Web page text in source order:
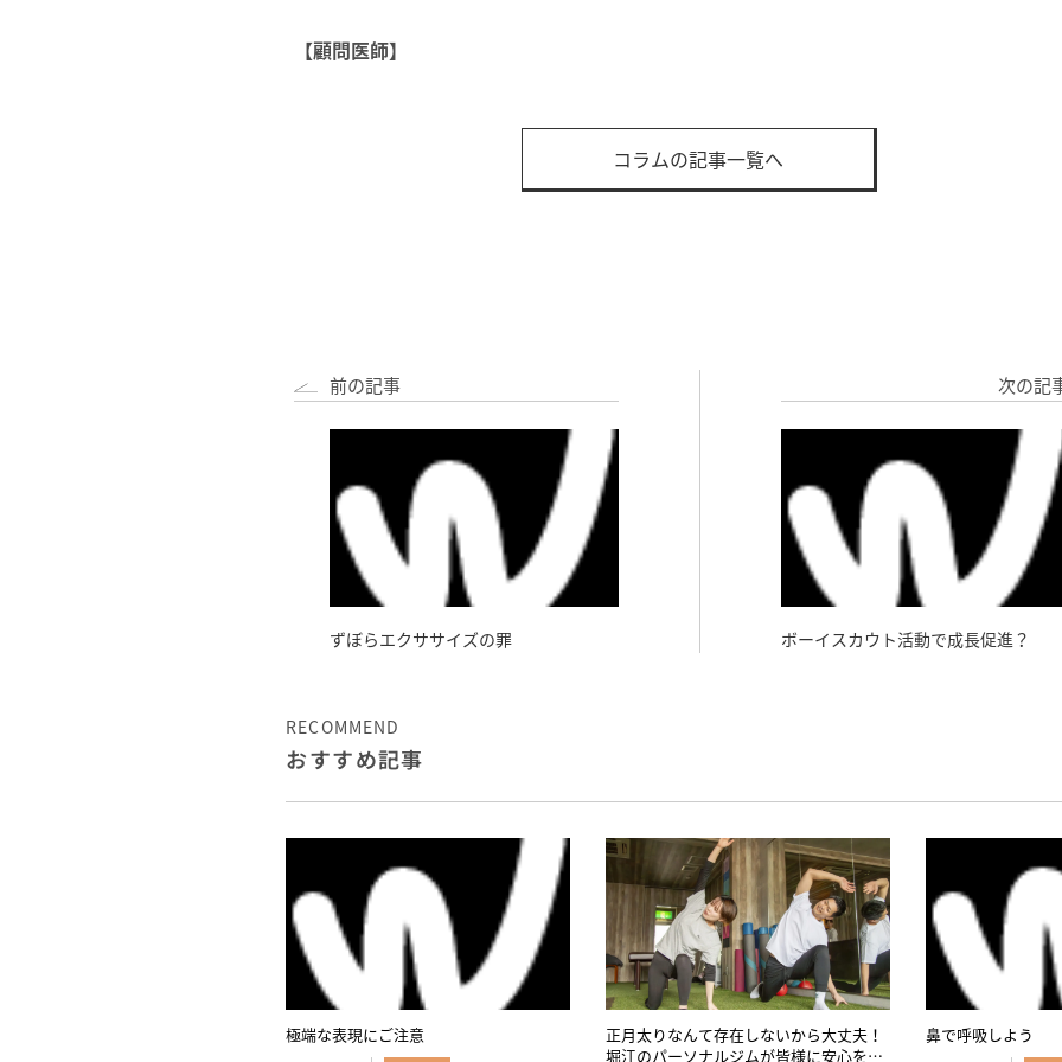
【顧問医師】
コラムの記事一覧へ
前の記事
ずぼらエクササイズの罪
次の記
ボーイスカウト活動で成長促進？
RECOMMEND
おすすめ記事
極端な表現にご注意
正月太りなんて存在しないから大丈夫！
堀江のパーソナルジムが皆様に安心をお
鼻で呼吸しよう